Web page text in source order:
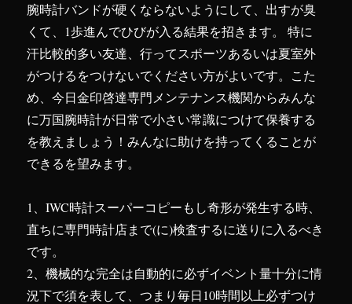
腕時計バンドが硬くならないようにして、出すが臭
くて、1歩進んでひびが入る結果を招きます。 特に
汗比較的多い友達、行ってスポーツあるいは夏室外
がつけるをつけないでください方がよいです。こた
め、今日金印啓達専門メンテナンス機関からみんな
に万国腕時計が日常で小さい常識につけて保養する
を教えましょう！みんなに助けを持ってくることが
できるを望みます。
1、IWC時計スーパーコピーもし奇形が発生する時、
直ちに専門時計店まで(に)検査するに送りに入るべき
です。
2、機械的な完全は自動的に必ずイベント量十分に情
況下で須を表して、つまり毎日10時間以上必ずつけ